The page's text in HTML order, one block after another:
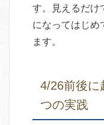
す。見えるだけ
になってはじめ
ます。
4/26前後に
つの実践